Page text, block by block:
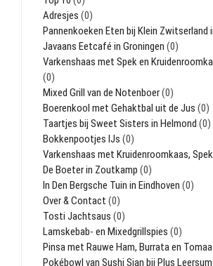
Adresjes (0)
Pannenkoeken Eten bij Klein Zwitserland
Javaans Eetcafé in Groningen (0)
Varkenshaas met Spek en
(0)
Mixed Grill van de Notenboer(0)
Boerenkool met Gehaktbal uit de Jus (0)
Taartjes bij Sweet Sisters in Helmond (0)
Bokkenpootjes IJs (0)
Varkenshaas met Kruidenroomkaas,
De Boeter in Zoutkamp (0)
In Den Bergsche Tuin in Eindhoven (0)
Over & Contact (0)
Tosti Jachtsaus (0)
Lamskebab- en Mixedgrillspies (0)
Pinsa met Rauwe Ham, Burrata en
Pokébowl van Sushi Sian bij Plus Leersum